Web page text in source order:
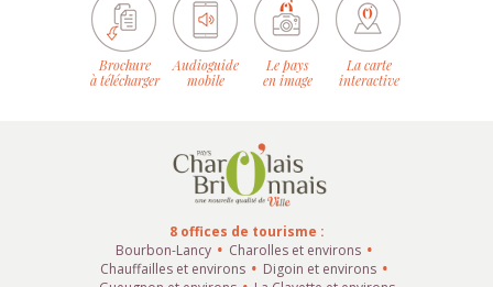
Brochure
à télécharger
Audioguide
mobile
Le pays
en image
La carte
interactive
8 offices de tourisme :
Bourbon-Lancy
Charolles et environs
Chauffailles et environs
Digoin et environs